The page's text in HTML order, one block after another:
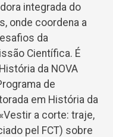
integrada do
onde coordena a
da
Científica. É
da NOVA
de
em História da
a corte: traje,
pel FCT) sobre